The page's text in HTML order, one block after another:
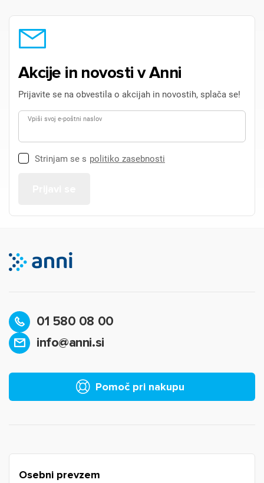
Akcije in novosti v Anni
Prijavite se na obvestila o akcijah in novostih, splača se!
Vpiši svoj e-poštni naslov
Strinjam se s politiko zasebnosti
01 580 08 00
info@anni.si
Pomoč pri nakupu
Osebni prevzem